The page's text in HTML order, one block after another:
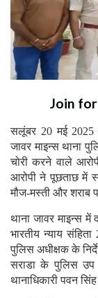
Join
सलूंबर 20 मई
जावर माइन्स थाना
चोरी करने वाले
आरोपी ने पूछताछ में
मौज-मस्ती और शराब
थाना जावर माइन्स
भारतीय न्याय
पुलिस अधीक्षक के
सराडा के पुलिस उप
थानाधिकारी पवन